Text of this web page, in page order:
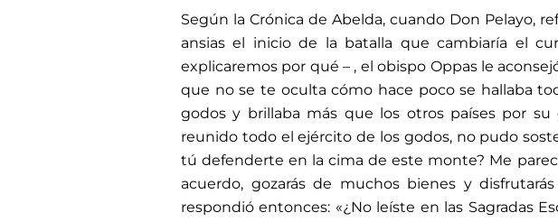
Según la Crónica de Abelda, cuando Don Pelayo,
ansias el inicio de la batalla que cambiaría el
explicaremos por qué – , el obispo Oppas le
que no se te oculta cómo hace poco se hallaba
godos y brillaba más que los otros países por
reunido todo el ejército de los godos, no pudo
tú defenderte en la cima de este monte? Me
acuerdo, gozarás de muchos bienes y
respondió entonces: «¿No leíste en las Sagradas